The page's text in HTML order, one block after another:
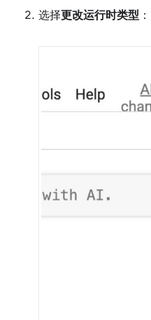
选择更改运行时类型 ：